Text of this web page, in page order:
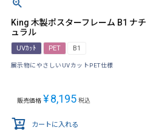
King 木製ポスターフレーム B1 ナチ
ュラル
UVｶｯﾄ PET B1
展示物にやさしいUVカットPET仕様
販売価格 ¥8,195 税込
カートに入れる